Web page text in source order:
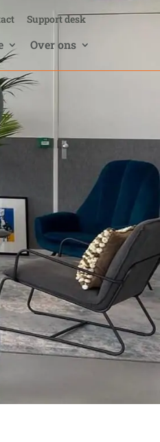
Support desk
Over ons